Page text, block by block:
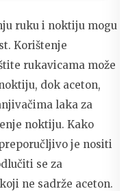
ruku i noktiju mogu
Korištenje
rukavicama može
dok aceton,
laka za
noktiju. Kako
je nositi
se za
ne sadrže aceton.